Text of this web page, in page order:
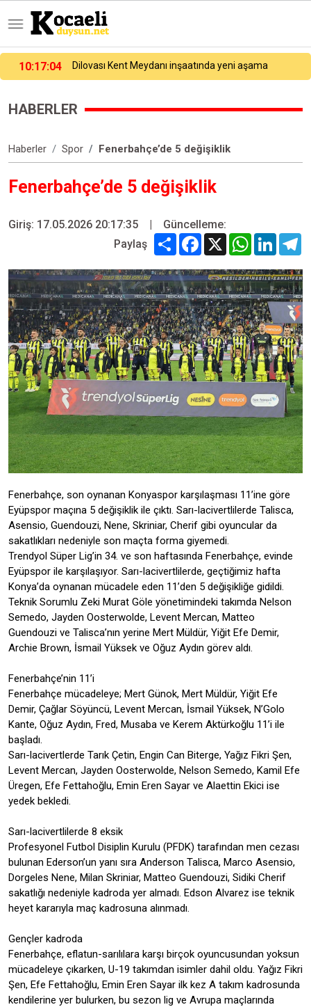
10:20:12
HABERLER
Haberler Spor Fenerbahçe’de 5 değişiklik
Fenerbahçe’de 5 değişiklik
Giriş: 17.05.2026 20:17:35 |
Güncelleme:
Paylaş
Share Facebook
X WhatsApp
Fenerbahçe, son oynanan Konyaspor karşılaşması 11’ine göre
Eyüpspor maçına 5 değişiklik ile çıktı. Sarı-lacivertlilerde Talisca,
Asensio, Guendouzi, Nene, Skriniar, Cherif gibi oyuncular da
sakatlıkları nedeniyle son maçta forma giyemedi.
Trendyol Süper Lig’in 34. ve son haftasında Fenerbahçe, evinde
Eyüpspor ile karşılaşıyor. Sarı-lacivertlilerde, geçtiğimiz hafta
Konya’da oynanan mücadele eden 11’den 5 değişikliğe gidildi.
Teknik Sorumlu Zeki Murat Göle yönetimindeki takımda Nelson
Semedo, Jayden Oosterwolde, Levent Mercan, Matteo
Guendouzi ve Talisca’nın yerine Mert Müldür, Yiğit Efe Demir,
Archie Brown, İsmail Yüksek ve Oğuz Aydın görev aldı.
Fenerbahçe’nin 11’i
Fenerbahçe mücadeleye; Mert Günok, Mert Müldür, Yiğit Efe
Demir, Çağlar Söyüncü, Levent Mercan, İsmail Yüksek, N’Golo
Kante, Oğuz Aydın, Fred, Musaba ve Kerem Aktürkoğlu 11’i ile
başladı.
Sarı-lacivertlerde Tarık Çetin, Engin Can Biterge, Yağız Fikri Şen,
Levent Mercan, Jayden Oosterwolde, Nelson Semedo, Kamil Efe
Üregen, Efe Fettahoğlu, Emin Eren Sayar ve Alaettin Ekici ise
yedek bekledi.
Sarı-lacivertlilerde 8 eksik
Profesyonel Futbol Disiplin Kurulu (PFDK) tarafından men cezası
bulunan Ederson’un yanı sıra Anderson Talisca, Marco Asensio,
Dorgeles Nene, Milan Skriniar, Matteo Guendouzi, Sidiki Cherif
sakatlığı nedeniyle kadroda yer almadı. Edson Alvarez ise teknik
heyet kararıyla maç kadrosuna alınmadı.
Gençler kadroda
Fenerbahçe, eflatun-sarılılara karşı birçok oyuncusundan yoksun
mücadeleye çıkarken, U-19 takımdan isimler dahil oldu. Yağız Fikri
Şen, Efe Fettahoğlu, Emin Eren Sayar ilk kez A takım kadrosunda
kendilerine yer bulurken, bu sezon lig ve Avrupa maçlarında